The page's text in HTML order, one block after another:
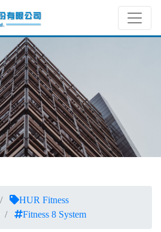
HUR Fitness
Fitness 8 System